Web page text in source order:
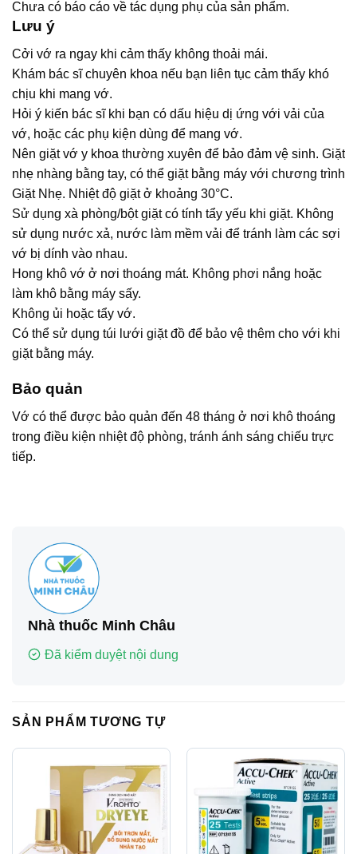
Chưa có báo cáo về tác dụng phụ của sản phẩm.
Lưu ý
Cởi vớ ra ngay khi cảm thấy không thoải mái.
Khám bác sĩ chuyên khoa nếu bạn liên tục cảm thấy khó
chịu khi mang vớ.
Hỏi ý kiến bác sĩ khi bạn có dấu hiệu dị ứng với vải của
vớ, hoặc các phụ kiện dùng để mang vớ.
Nên giặt vớ y khoa thường xuyên để bảo đảm vệ sinh. Giặt
nhẹ nhàng bằng tay, có thể giặt bằng máy với chương trình
Giặt Nhẹ. Nhiệt độ giặt ở khoảng 30°C.
Sử dụng xà phòng/bột giặt có tính tẩy yếu khi giặt. Không
sử dụng nước xả, nước làm mềm vải để tránh làm các sợi
vớ bị dính vào nhau.
Hong khô vớ ở nơi thoáng mát. Không phơi nắng hoặc
làm khô bằng máy sấy.
Không ủi hoặc tẩy vớ.
Có thể sử dụng túi lưới giặt đồ để bảo vệ thêm cho với khi
giặt bằng máy.
Bảo quản
Vớ có thể được bảo quản đến 48 tháng ở nơi khô thoáng
trong điều kiện nhiệt độ phòng, tránh ánh sáng chiếu trực
tiếp.
Nhà thuốc Minh Châu
Đã kiểm duyệt nội dung
SẢN PHẨM TƯƠNG TỰ